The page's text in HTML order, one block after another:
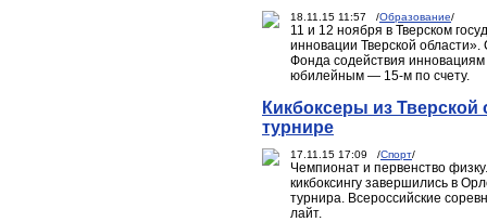
18.11.15 11:57 /Образование/
11 и 12 ноября в Тверском
инновации Тверской
Фонда содействия
юбилейным — 15-м по счету.
Кикбоксеры из
турнире
17.11.15 17:09 /Спорт/
Чемпионат и первенство
кикбоксингу завершились в
турнира. Всероссийские
лайт.